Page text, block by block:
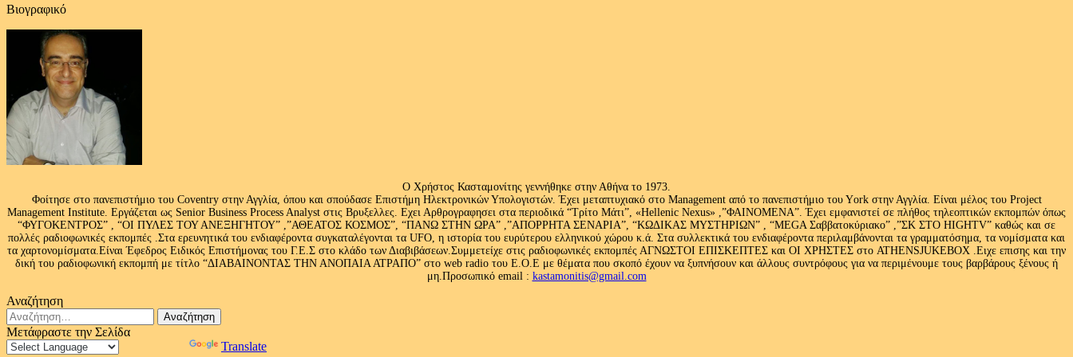
Βιογραφικό
Ο Χρήστος Κασταμονίτης γεννήθηκε στην Αθήνα το 1973.
Φοίτησε στο πανεπιστήμιο του Coventry στην Αγγλία, όπου και σπούδασε Επιστήμη Ηλεκτρονικών Υπολογιστών. Έχει μεταπτυχιακό στο Management από το πανεπιστήμιο του Υork στην Αγγλία. Είναι μέλος του Project
Management Institute. Εργάζεται ως Senior Business Process Analyst στις Βρυξελλες. Εχει Αρθρογραφησει στα περιοδικά “Τρίτο Μάτι”, «Hellenic Nexus» ,”ΦΑΙΝΟΜΕΝΑ”. Έχει εμφανιστεί σε πλήθος τηλεοπτικών εκπομπών όπως
“ΦΥΓΟΚΕΝΤΡΟΣ” , “ΟΙ ΠΥΛΕΣ ΤΟΥ ΑΝΕΞΗΓΗΤΟΥ” ,”ΑΘΕΑΤΟΣ ΚΟΣΜΟΣ”, “ΠΑΝΩ ΣΤΗΝ ΩΡΑ” ,”ΑΠΟΡΡΗΤΑ ΣΕΝΑΡΙΑ”, “ΚΩΔΙΚΑΣ ΜΥΣΤΗΡΙΩΝ” , “MEGA Σαββατοκύριακο” ,”ΣΚ ΣΤΟ HIGHTV” καθώς και σε
πολλές ραδιοφωνικές εκπομπές .Στα ερευνητικά του ενδιαφέροντα συγκαταλέγονται τα UFO, η ιστορία του ευρύτερου ελληνικού χώρου κ.ά. Στα συλλεκτικά του ενδιαφέροντα περιλαμβάνονται τα γραμματόσημα, τα νομίσματα και
τα χαρτονομίσματα.Είναι Έφεδρος Ειδικός Επιστήμονας του Γ.Ε.Σ στο κλάδο των Διαβιβάσεων.Συμμετείχε στις ραδιοφωνικές εκπομπές ΑΓΝΩΣΤΟΙ ΕΠΙΣΚΕΠΤΕΣ και ΟΙ ΧΡΗΣΤΕΣ στο ATHENSJUKEBOX .Ειχε επισης και την
δική του ραδιοφωνική εκπομπή με τίτλο “ΔΙΑΒΑΙΝΟΝΤΑΣ ΤΗΝ ΑΝΟΠΑΙΑ ΑΤΡΑΠΟ” στο web radio του Ε.Ο.Ε με θέματα που σκοπό έχουν να ξυπνήσουν και άλλους συντρόφους για να περιμένουμε τους βαρβάρους ξένους ή
μη.Προσωπικό email : kastamonitis@gmail.com
Αναζήτηση
Αναζήτηση
για:
Μετάφραστε την Σελίδα
Translate